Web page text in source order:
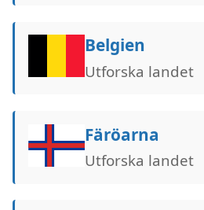
Belgien
Utforska landet
Färöarna
Utforska landet